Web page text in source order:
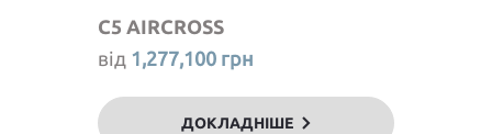
C5 AIRCROSS
від 1,277,100 грн
ДОКЛАДНІШЕ